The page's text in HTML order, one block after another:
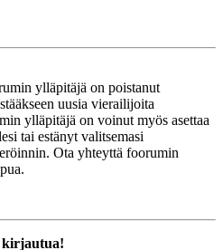
ylläpitäjä on poistanut
uusia vierailijoita
ylläpitäjä on voinut myös asettaa
tai estänyt valitsemasi
Ota yhteyttä foorumin
kirjautua!